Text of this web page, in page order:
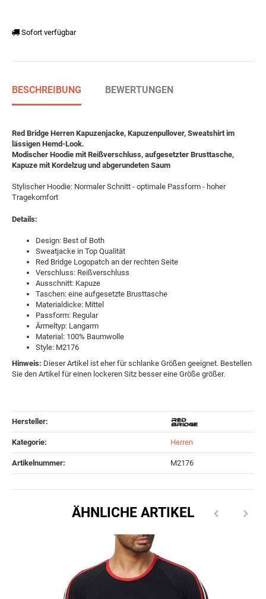
Sofort verfügbar
BESCHREIBUNG BEWERTUNGEN
Red Bridge Herren Kapuzenjacke, Kapuzenpullover, Sweatshirt im
lässigen Hemd-Look.
Modischer Hoodie mit Reißverschluss, aufgesetzter Brusttasche,
Kapuze mit Kordelzug und abgerundeten Saum
Stylischer Hoodie: Normaler Schnitt - optimale Passform - hoher
Tragekomfort
Details:
Design: Best of Both
Sweatjacke in Top Qualität
Red Bridge Logopatch an der rechten Seite
Verschluss: Reißverschluss
Ausschnitt: Kapuze
Taschen: eine aufgesetzte Brusttasche
Materialdicke: Mittel
Passform: Regular
Ärmeltyp: Langarm
Material: 100% Baumwolle
Style: M2176
Hinweis: Dieser Artikel ist eher für schlanke Größen geeignet. Bestellen
Sie den Artikel für einen lockeren Sitz besser eine Größe größer.
Hersteller:
Kategorie: Herren
Artikelnummer: M2176
ÄHNLICHE ARTIKEL